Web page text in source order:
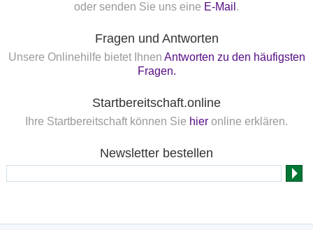
oder senden Sie uns eine E-Mail .
Fragen und Antworten
Unsere Onlinehilfe bietet Ihnen Antworten zu den häufigsten
Fragen.
Startbereitschaft.online
Ihre Startbereitschaft können Sie hier online erklären.
Newsletter bestellen